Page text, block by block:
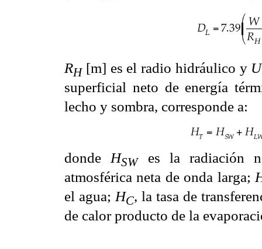
RH[m] es el radio hidráulico y U
superficial neto de energía
lecho y sombra, corresponde a:
dondeHSWes la radiación
atmosférica neta de onda larga;
el agua; HC, la tasa de
de calor producto de la